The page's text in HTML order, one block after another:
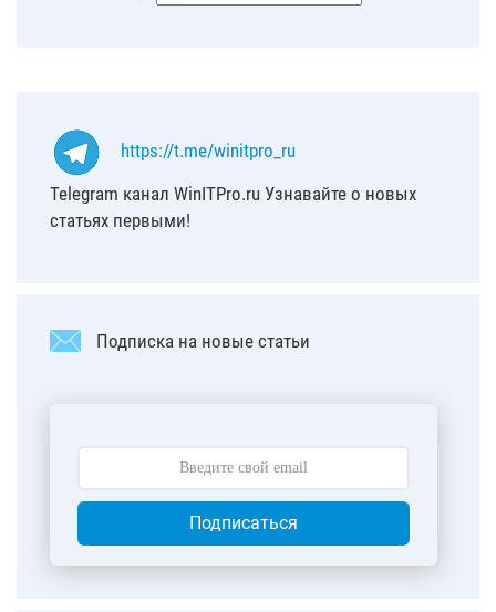
https://t.me/winitpro_ru
Telegram канал WinITPro.ru Узнавайте о новых
статьях первыми!
Подписка на новые статьи
Подписаться